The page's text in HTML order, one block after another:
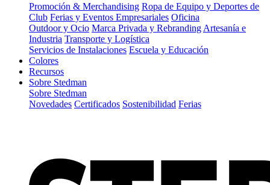
Promoción & Merchandising Ropa de Equipo y Deportes de
Club Ferias y Eventos Empresariales Oficina
Outdoor y Ocio Marca Privada y Rebranding Artesanía e
Industria Transporte y Logística
Servicios de Instalaciones Escuela y Educación
Colores
Recursos
Sobre Stedman
Sobre Stedman
Novedades Certificados Sostenibilidad Ferias